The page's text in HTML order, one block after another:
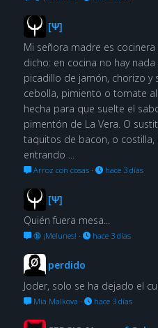
[Ψ]
Mi señora madre es
dicho: en cocina no hay
picadillo de jamón, chorizo y
cebolla, pimiento o tomate
hecha para que suelte el
pimentón de La Vera. O
taquitos de bacon, o costilla,
entrando ...
Arroz con cosas· hace 3 días
[Ψ]
Quién fuera mesa...
🔞 ¡Melunes! · hace 3 días
perdido
Joder, solo se ha dejado el
Mia Malkova · hace 3 días